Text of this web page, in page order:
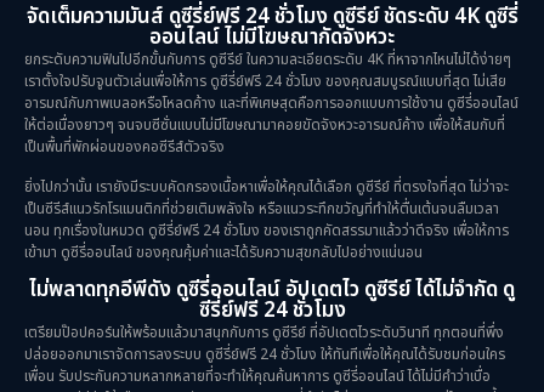
จัดเต็มความมันส์ ดูซีรี่ย์ฟรี 24 ชั่วโมง ดูซีรีย์ ชัดระดับ 4K ดูซีรี่
ออนไลน์ ไม่มีโฆษณากัดจังหวะ
ยกระดับความฟินไปอีกขั้นกับการ ดูซีรีย์ ในความละเอียดระดับ 4K ที่หาจากไหนไม่ได้ง่ายๆ
เราตั้งใจปรับจูนตัวเล่นเพื่อให้การ ดูซีรี่ย์ฟรี 24 ชั่วโมง ของคุณสมบูรณ์แบบที่สุด ไม่เสีย
อารมณ์กับภาพเบลอหรือโหลดค้าง และที่พิเศษสุดคือการออกแบบการใช้งาน ดูซีรี่ออนไลน์
ให้ต่อเนื่องยาวๆ จนจบซีซั่นแบบไม่มีโฆษณามาคอยขัดจังหวะอารมณ์ค้าง เพื่อให้สมกับที่
เป็นพื้นที่พักผ่อนของคอซีรีส์ตัวจริง
ยิ่งไปกว่านั้น เรายังมีระบบคัดกรองเนื้อหาเพื่อให้คุณได้เลือก ดูซีรีย์ ที่ตรงใจที่สุด ไม่ว่าจะ
เป็นซีรีส์แนวรักโรแมนติกที่ช่วยเติมพลังใจ หรือแนวระทึกขวัญที่ทำให้ตื่นเต้นจนลืมเวลา
นอน ทุกเรื่องในหมวด ดูซีรี่ย์ฟรี 24 ชั่วโมง ของเราถูกคัดสรรมาแล้วว่าดีจริง เพื่อให้การ
เข้ามา ดูซีรี่ออนไลน์ ของคุณคุ้มค่าและได้รับความสุขกลับไปอย่างแน่นอน
ไม่พลาดทุกอีพีดัง ดูซีรี่ออนไลน์ อัปเดตไว ดูซีรีย์ ได้ไม่จำกัด ดู
ซีรี่ย์ฟรี 24 ชั่วโมง
เตรียมป๊อปคอร์นให้พร้อมแล้วมาสนุกกับการ ดูซีรีย์ ที่อัปเดตไวระดับวินาที ทุกตอนที่พึ่ง
ปล่อยออกมาเราจัดการลงระบบ ดูซีรี่ย์ฟรี 24 ชั่วโมง ให้ทันทีเพื่อให้คุณได้รับชมก่อนใคร
เพื่อน รับประกันความหลากหลายที่จะทำให้คุณค้นหาการ ดูซีรี่ออนไลน์ ได้ไม่มีคำว่าเบื่อ